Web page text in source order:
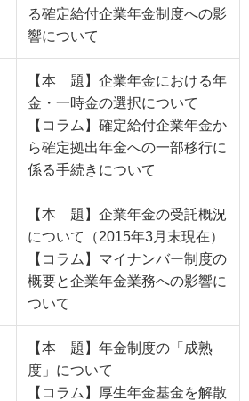
る確定給付企業年金制度への影
響について
【本 題】企業年金における年
金・一時金の選択について
【コラム】確定給付企業年金か
ら確定拠出年金への一部移行に
係る手続きについて
【本 題】企業年金の受託概況
について（2015年3月末現在）
【コラム】マイナンバー制度の
概要と企業年金業務への影響に
ついて
【本 題】年金制度の「成熟
度」について
【コラム】厚生年金基金を解散